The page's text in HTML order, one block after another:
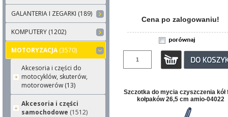
GALANTERIA I ZEGARKI (189)
KOMPUTERY (1202)
MOTORYZACJA(3570)
Akcesoria i części do
motocyklów, skuterów,
motorowerów (13)
Akcesoria i części
samochodowe (1512)
Cena po zalogowaniu!
Szczotka do mycia czyszczenia kół
kołpaków 26,5 cm amio-04022